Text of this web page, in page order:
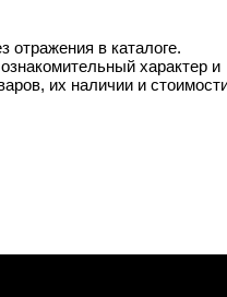
отражения в каталоге.
характер и
их наличии и